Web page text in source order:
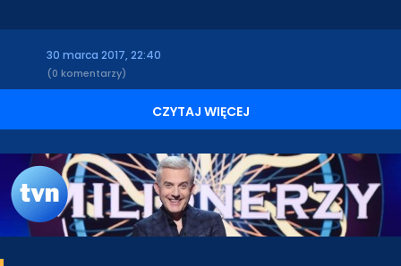
30 marca 2017, 22:40
(0 komentarzy)
CZYTAJ WIĘCEJ